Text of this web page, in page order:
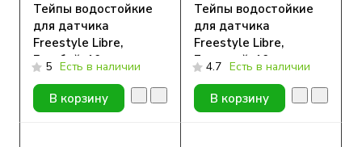
Тейпы водостойкие
для датчика
Freestyle Libre,
Голубой, 10шт
5 Есть в наличии
В корзину
Тейпы водостойкие
для датчика
Freestyle Libre,
Бежевый, 10шт
4.7 Есть в наличии
В корзину